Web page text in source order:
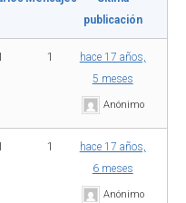
publicación
1
hace 17 años,
5 meses
Anónimo
1
hace 17 años,
6 meses
Anónimo